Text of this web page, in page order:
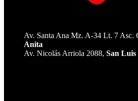
Av. Santa Ana Mz. A-34 Lt. 7 Asc.
Anita
Av. Nicolás Arriola 2088, San Luis